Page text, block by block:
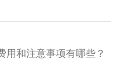
用和注意事项有哪些？